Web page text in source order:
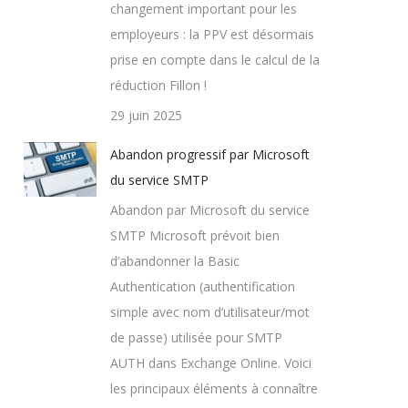
changement important pour les
employeurs : la PPV est désormais
prise en compte dans le calcul de la
réduction Fillon !
29 juin 2025
Abandon progressif par Microsoft
du service SMTP
Abandon par Microsoft du service
SMTP Microsoft prévoit bien
d’abandonner la Basic
Authentication (authentification
simple avec nom d’utilisateur/mot
de passe) utilisée pour SMTP
AUTH dans Exchange Online. Voici
les principaux éléments à connaître